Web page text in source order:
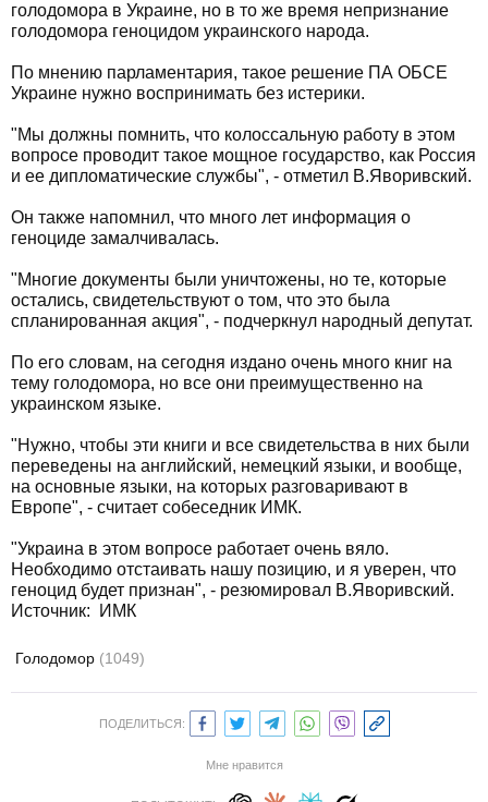
голодомора в Украине, но в то же время непризнание
голодомора геноцидом украинского народа.
По мнению парламентария, такое решение ПА ОБСЕ
Украине нужно воспринимать без истерики.
"Мы должны помнить, что колоссальную работу в этом
вопросе проводит такое мощное государство, как Россия
и ее дипломатические службы", - отметил В.Яворивский.
Он также напомнил, что много лет информация о
геноциде замалчивалась.
"Многие документы были уничтожены, но те, которые
остались, свидетельствуют о том, что это была
спланированная акция", - подчеркнул народный депутат.
По его словам, на сегодня издано очень много книг на
тему голодомора, но все они преимущественно на
украинском языке.
"Нужно, чтобы эти книги и все свидетельства в них были
переведены на английский, немецкий языки, и вообще,
на основные языки, на которых разговаривают в
Европе", - считает собеседник ИМК.
"Украина в этом вопросе работает очень вяло.
Необходимо отстаивать нашу позицию, и я уверен, что
геноцид будет признан", - резюмировал В.Яворивский.
Источник:
ИМК
Голодомор (1049)
ПОДЕЛИТЬСЯ:
Мне нравится